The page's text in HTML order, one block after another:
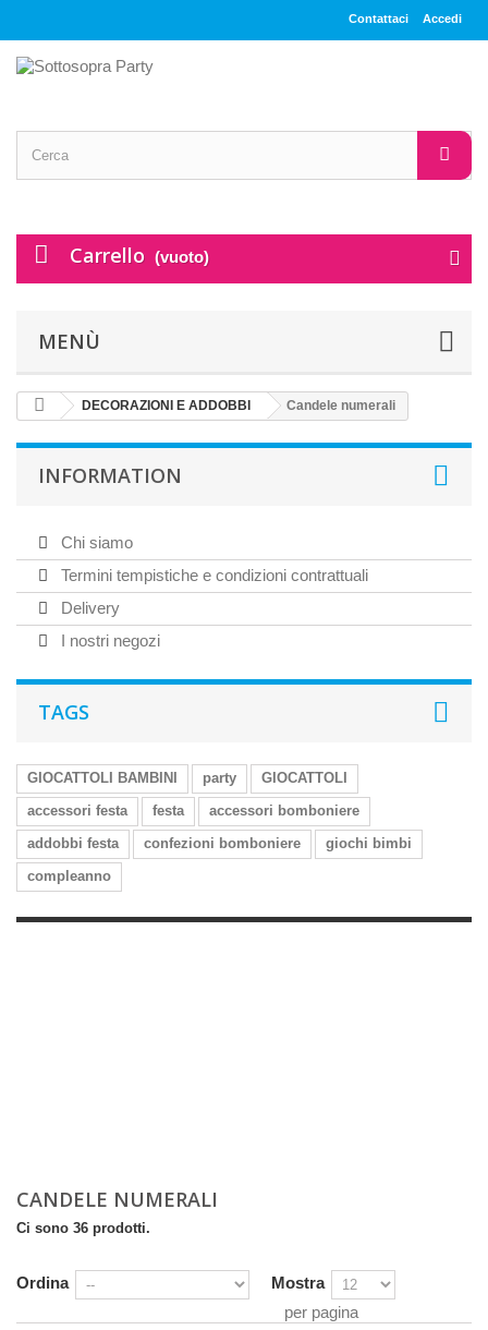
Accedi
Contattaci
Carrello (vuoto)
MENÙ
DECORAZIONI E ADDOBBI Candele numerali
INFORMATION
Chi siamo
Termini tempistiche e condizioni contrattuali
Delivery
I nostri negozi
TAGS
GIOCATTOLI BAMBINI party
GIOCATTOLI
accessori festa
festa
accessori bomboniere
addobbi festa
confezioni bomboniere
giochi bimbi
compleanno
CANDELE NUMERALI
Ci sono 36 prodotti.
Ordina
Mostra
per pagina